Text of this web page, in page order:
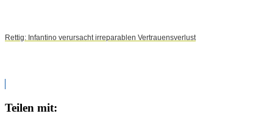
Rettig: Infantino verursacht irreparablen Vertrauensverlust
Teilen mit: